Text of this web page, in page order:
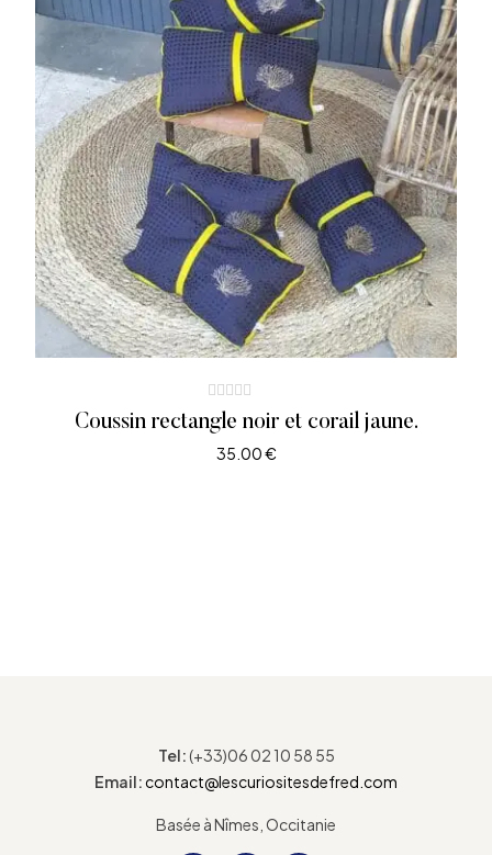
Coussin rectangle noir et corail jaune.
35.00€
Tel:(+33)06 02 10 58 55
Email:contact@lescuriositesdefred.com
Basée à Nîmes, Occitanie